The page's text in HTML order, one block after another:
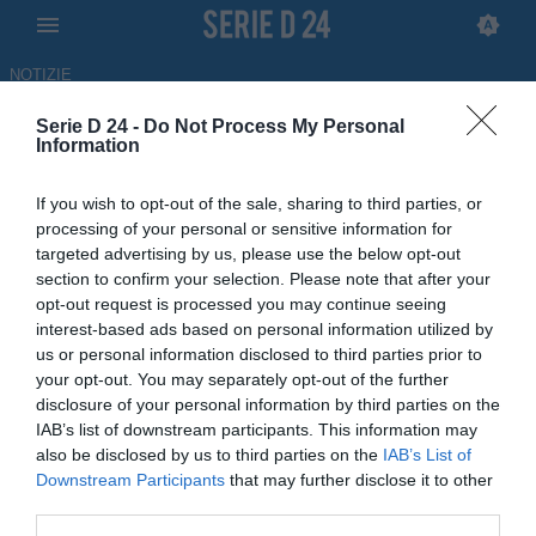
Serie D 24 - Do Not Process My Personal
Information
If you wish to opt-out of the sale, sharing to third parties, or
processing of your personal or sensitive information for
targeted advertising by us, please use the below opt-out
section to confirm your selection. Please note that after your
opt-out request is processed you may continue seeing
interest-based ads based on personal information utilized by
us or personal information disclosed to third parties prior to
your opt-out. You may separately opt-out of the further
disclosure of your personal information by third parties on the
IAB’s list of downstream participants. This information may
also be disclosed by us to third parties on the IAB’s List of
Downstream Participants that may further disclose it to other
NOTIZIE
Messina, il nuovo DS è
Maurizio Pellegrino
29.06.2026 11:08 di Redazione
Maurizio Pellegrino riparte dal Messina. Sarà lui il nuovo DS dei
siciliani: "Orgoglioso di sposare questo progetto. Ci aspetta un
lavoro impegnativo"